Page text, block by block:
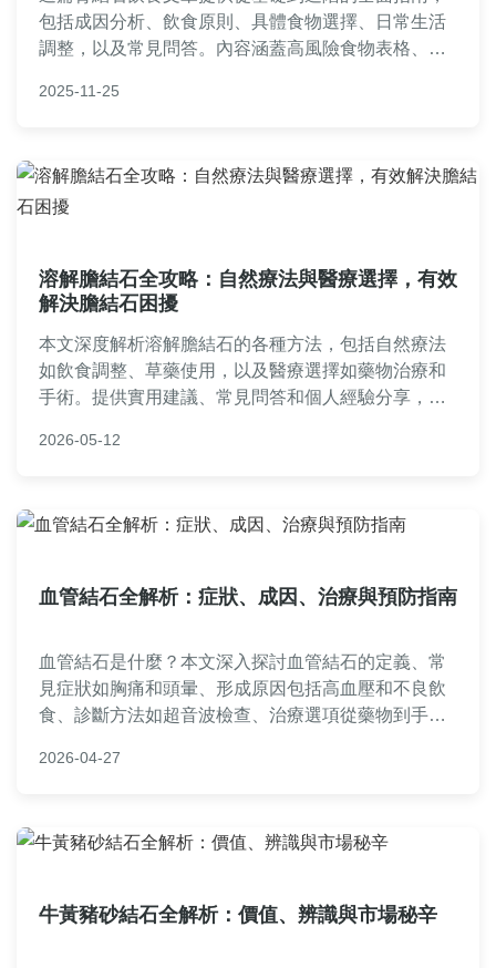
包括成因分析、飲食原則、具體食物選擇、日常生活
調整，以及常見問答。內容涵蓋高風險食物表格、飲
石。基於專業知識，實用性強，是腎結石患者的必讀
2025-11-25
溶解膽結石全攻略：自然療法與醫療選擇，有效
解決膽結石困擾
本文深度解析溶解膽結石的各種方法，包括自然療法
如飲食調整、草藥使用，以及醫療選擇如藥物治療和
手術。提供實用建議、常見問答和個人經驗分享，幫
發。內容基於科學研究和真實案例，適合有膽結石困
2026-05-12
血管結石全解析：症狀、成因、治療與預防指南
血管結石是什麼？本文深入探討血管結石的定義、常
見症狀如胸痛和頭暈、形成原因包括高血壓和不良飲
食、診斷方法如超音波檢查、治療選項從藥物到手
答，幫助您全面了解血管結石，做出健康決策。
2026-04-27
牛黃豬砂結石全解析：價值、辨識與市場秘辛